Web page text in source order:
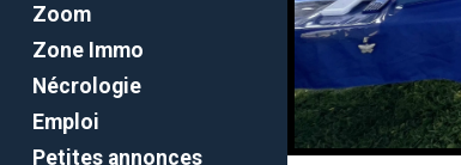
Zoom
Zone Immo
Nécrologie
Emploi
Petites annonces